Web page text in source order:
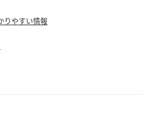
りやすい情報